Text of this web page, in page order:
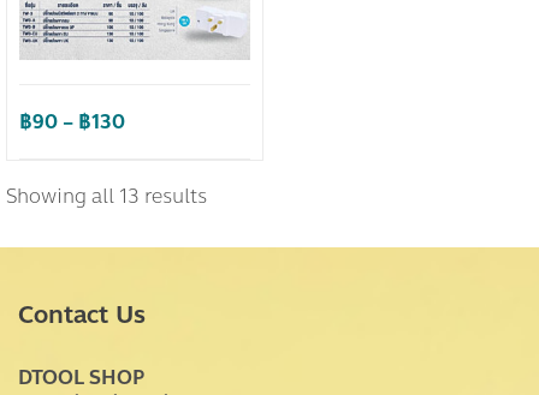
฿90 – ฿130Price
฿90
through
฿130
Showing all 13 results
Contact Us
DTOOL SHOP